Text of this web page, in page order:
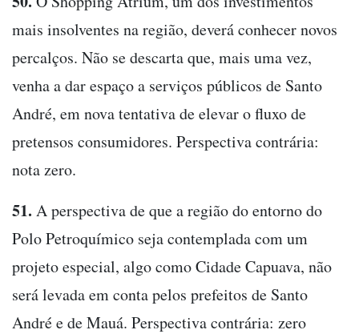
mais insolventes na região, deverá conhecer novos
percalços. Não se descarta que, mais uma vez,
venha a dar espaço a serviços públicos de Santo
André, em nova tentativa de elevar o fluxo de
pretensos consumidores. Perspectiva contrária:
nota zero.
51. A perspectiva de que a região do entorno do
Polo Petroquímico seja contemplada com um
projeto especial, algo como Cidade Capuava, não
será levada em conta pelos prefeitos de Santo
André e de Mauá. Perspectiva contrária: zero